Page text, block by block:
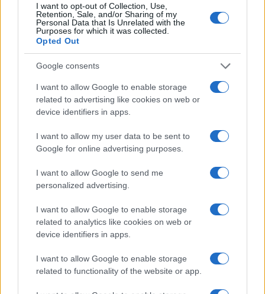
I want to opt-out of Collection, Use,
Retention, Sale, and/or Sharing of my
Personal Data that Is Unrelated with the
Purposes for which it was collected.
Opted Out
Google consents
I want to allow Google to enable storage
related to advertising like cookies on web or
device identifiers in apps.
I want to allow my user data to be sent to
Google for online advertising purposes.
I want to allow Google to send me
personalized advertising.
I want to allow Google to enable storage
related to analytics like cookies on web or
device identifiers in apps.
I want to allow Google to enable storage
related to functionality of the website or app.
takozvanog trovanja krvi.
Ako uz pucanje vena primijetite i učestalo krvarenje
iz nosa i zubnog mesa ili krv u urinu, obavezno
potražite liječničku pomoć.
Kako spriječiti pucanje vena?
- Ako svakodnevno dugo sjedite, pokušajte
svakih pola sata nakratko prošetati kako biste
potakli cirkulaciju.
položaju barem 20-ak minuta.
- Povećajte unos vitamina C i E.
- Izbjegavajte usku odjeću i obuću.
- Izbjegavajte sjediti prekriženih nogu.
te osnažili mišiće.